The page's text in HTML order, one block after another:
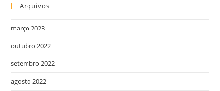
Arquivos
março 2023
outubro 2022
setembro 2022
agosto 2022